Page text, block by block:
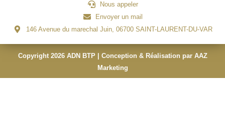
Nous appeler
Envoyer un mail
146 Avenue du marechal Juin, 06700 SAINT-LAURENT-DU-VAR
Copyright 2026 ADN BTP | Conception & Réalisation par AAZ
Marketing